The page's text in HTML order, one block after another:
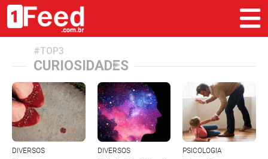
#TOP3
CURIOSIDADES
>
DIVERSOS DIVERSOS PSICOLOGIA